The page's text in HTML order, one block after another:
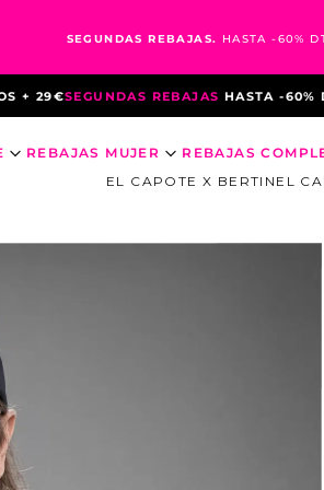
SEGUNDAS REBAJAS. HASTA -60%
SEGUNDAS REBAJASHASTA -60% DTO
REBAJAS MUJER REBAJAS
EL CAPOTE X BERTIN EL